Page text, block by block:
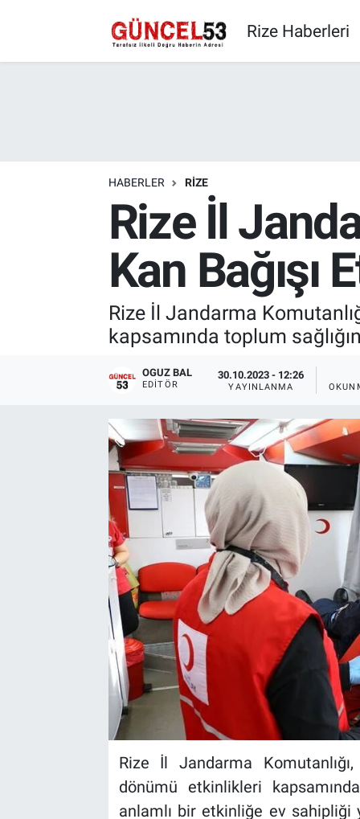
Rize Haberleri
HABERLER RIZE
Rize İl
Kan Bağışı
Rize İl Jandarma
kapsamında toplum
OGUZ BAL
EDITÖR
30.10.2023 - 12:26
YAYINLANMA
Rize İl Jandarma
dönümü etkinlikleri
anlamlı bir etkinliğe ev sahipliği